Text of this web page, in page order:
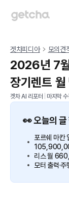
겟차피디아 모의견
2026년 7
장기렌트
겟차 AI 리포터 마지막 수
👀 오늘의 글
포르쉐 마칸
리스 월
모터 출력·